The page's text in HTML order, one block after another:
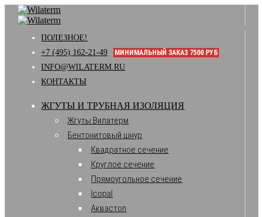
ПОЛЕЗНОЕ!
+7 (495) 162-21-49
МИНИМАЛЬНЫЙ ЗАКАЗ 7500 РУБ
INFO@WILATERM.RU
КОНТАКТЫ
ЖГУТЫ И ТРУБНАЯ ИЗОЛЯЦИЯ
Жгуты Вилатерм
Бентонитовый шнур
Квадратное сечение
Круглое сечение
Прямоугольное сечение
Icopal
Аквастоп